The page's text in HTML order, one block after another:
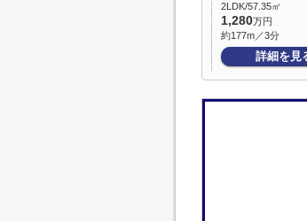
2LDK/57.35㎡
1,280万円
約177m／3分
詳細を見